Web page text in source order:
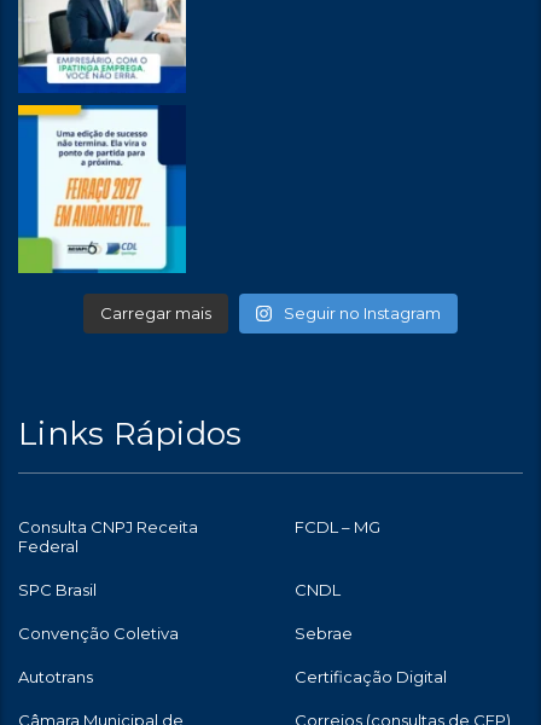
Carregar mais Seguir no Instagram
Links Rápidos
Consulta CNPJ Receita
Federal
FCDL – MG
SPC Brasil CNDL
Convenção Coletiva Sebrae
Autotrans Certificação Digital
Câmara Municipal de Correios (consultas de CEP)